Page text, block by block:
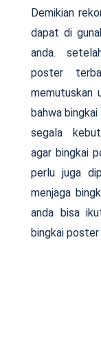
Demikian
dapat di
anda.
poster
memutuskan
bahwa
segala
agar bingkai
perlu juga
menjaga
anda bisa
bingkai poster